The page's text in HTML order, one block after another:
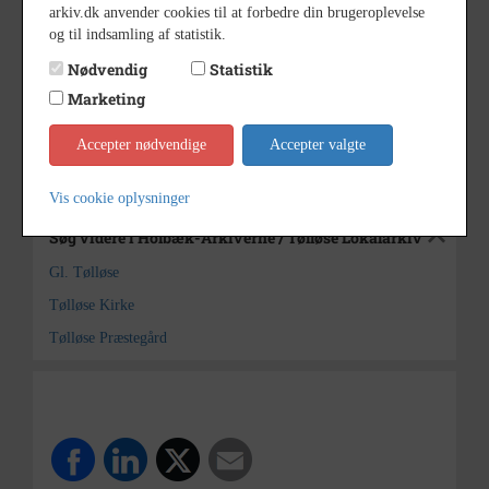
Dateringsnote udateret
Fotograf Ukendt
Arkiv
Lokalarkiv
Søg videre i Holbæk-Arkiverne / Tølløse Lokalarkiv
Gl. Tølløse
Tølløse Kirke
Tølløse Præstegård
arkiv.dk anvender cookies til at forbedre din brugeroplevelse
og til indsamling af statistik.
Nødvendig
Statistik
Marketing
Accepter nødvendige Accepter valgte
Vis cookie oplysninger